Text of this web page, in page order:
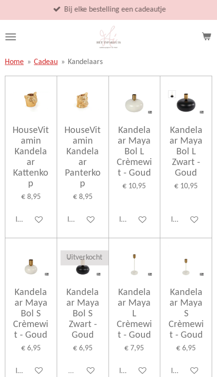
direct
naar
hoofdinhoud
Bij elke bestelling een cadeautje
Home » Cadeau » Kandelaars
HouseVit
amin
Kandela
ar
Kattenko
p
€ 8,95
In winkelwagen
HouseVit
amin
Kandela
ar
Panterko
p
€ 8,95
In winkelwagen
Kandela
ar Maya
Bol L
Crèmewi
t - Goud
€ 10,95
In winkelwagen
Kandela
ar Maya
Bol L
Zwart -
Goud
€ 10,95
In
Kandela
ar Maya
Bol S
Crèmewi
t - Goud
€ 6,95
In winkelwagen
Uitverkocht
Kandela
ar Maya
Bol S
Zwart -
Goud
€ 6,95
Uitverkocht
Kandela
ar Maya
L
Crèmewi
t - Goud
€ 7,95
In winkelwagen
Kandela
ar Maya
S
Crèmewi
t - Goud
€ 6,95
In